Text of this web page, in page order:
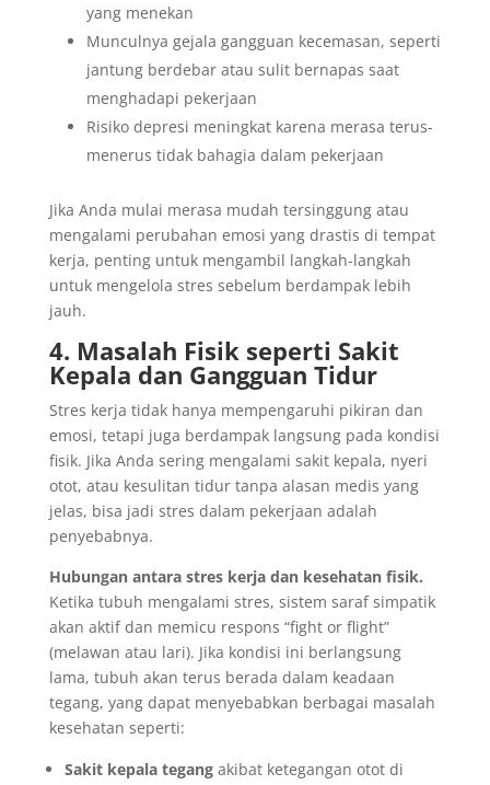
yang menekan
Munculnya gejala gangguan kecemasan, seperti
jantung berdebar atau sulit bernapas saat
menghadapi pekerjaan
Risiko depresi meningkat karena merasa terus-
menerus tidak bahagia dalam pekerjaan
Jika Anda mulai merasa mudah tersinggung atau
mengalami perubahan emosi yang drastis di tempat
kerja, penting untuk mengambil langkah-langkah
untuk mengelola stres sebelum berdampak lebih
jauh.
4. Masalah Fisik seperti Sakit
Kepala dan Gangguan Tidur
Stres kerja tidak hanya mempengaruhi pikiran dan
emosi, tetapi juga berdampak langsung pada kondisi
fisik. Jika Anda sering mengalami sakit kepala, nyeri
otot, atau kesulitan tidur tanpa alasan medis yang
jelas, bisa jadi stres dalam pekerjaan adalah
penyebabnya.
Hubungan antara stres kerja dan kesehatan fisik.
Ketika tubuh mengalami stres, sistem saraf simpatik
akan aktif dan memicu respons “fight or flight”
(melawan atau lari). Jika kondisi ini berlangsung
lama, tubuh akan terus berada dalam keadaan
tegang, yang dapat menyebabkan berbagai masalah
kesehatan seperti:
Sakit kepala tegangakibat ketegangan otot di